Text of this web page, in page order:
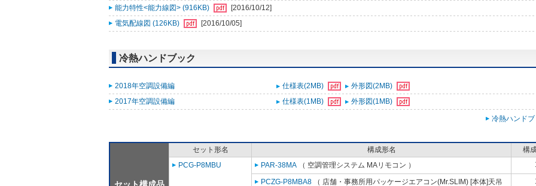
能力特性<能力線図> (916KB)
[2016/10/12]
電気配線図 (126KB)
[2016/10/05]
冷熱ハンドブック
2018年空調設備編 仕様表(2MB)
外形図(2MB)
2017年空調設備編
仕様表(1MB) 外形図(1MB)
冷熱ハンド
セット形名 構成形名
構
PCG-P8MBU
PAR-38MA （ 空調管理システム MAリモコン ）
PCZG-P8MBA8 （ 店舗・事務所用パッケージエアコン(Mr.SLIM) [本体]天吊